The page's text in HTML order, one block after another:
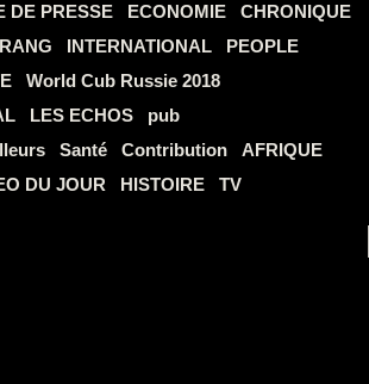
DE PRESSE ECONOMIE
CHRONIQUE
INTERNATIONAL
PEOPLE
World Cub Russie 2018
LES ECHOS
pub
Santé Contribution
AFRIQUE
DU JOUR HISTOIRE TV